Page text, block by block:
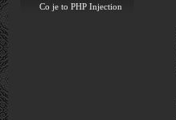
Co je to PHP Injection